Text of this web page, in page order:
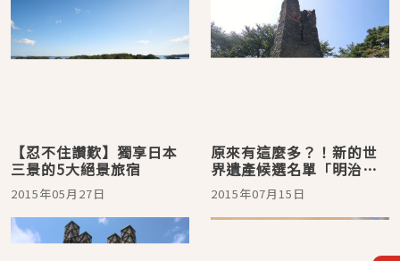
【忍不住讚歎】獨享日本
三景的5大絕景旅宿
2015年05月27日
原來有這麼多？！新的世
界遺產候選名單「明治日
本工業革命遺產」23處彙
整
2015年07月15日